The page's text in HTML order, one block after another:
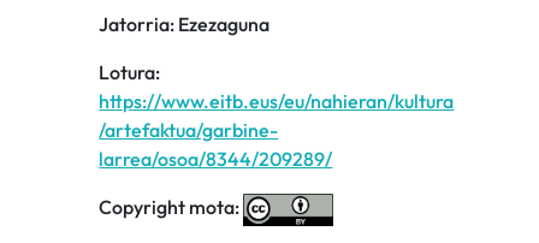
Jatorria: Ezezaguna
Lotura:
https://www.eitb.eus/eu/nahieran/kultura
/artefaktua/garbine-
larrea/osoa/8344/209289/
Copyright mota: